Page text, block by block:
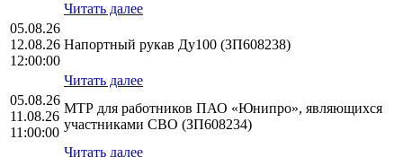
Читать далее
05.08.26
12.08.26
12:00:00
Напортный рукав Ду100 (ЗП608238)
Читать далее
05.08.26
11.08.26
11:00:00
МТР для работников ПАО «Юнипро», являющихся
участниками СВО (ЗП608234)
Читать далее